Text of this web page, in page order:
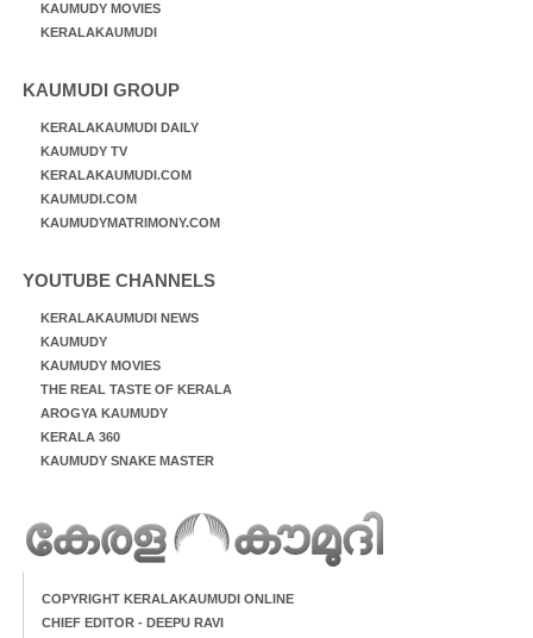
KAUMUDY MOVIES
KERALAKAUMUDI
KAUMUDI GROUP
KERALAKAUMUDI DAILY
KAUMUDY TV
KERALAKAUMUDI.COM
KAUMUDI.COM
KAUMUDYMATRIMONY.COM
YOUTUBE CHANNELS
KERALAKAUMUDI NEWS
KAUMUDY
KAUMUDY MOVIES
THE REAL TASTE OF KERALA
AROGYA KAUMUDY
KERALA 360
KAUMUDY SNAKE MASTER
COPYRIGHT KERALAKAUMUDI ONLINE
CHIEF EDITOR - DEEPU RAVI